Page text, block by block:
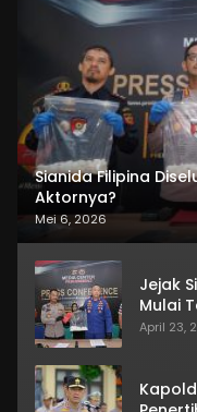
Sianida Filipina
Aktornya?
Mei 6, 2026
Jejak
Mulai
April 23,